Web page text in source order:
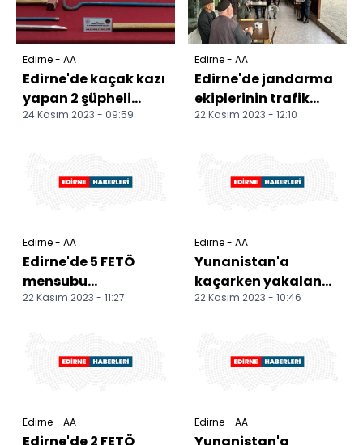
Edirne - AA
Edirne'de kaçak kazı
yapan 2 şüpheli
gözaltına alındı
24 Kasım 2023 - 09:59
Edirne - AA
Edirne'de jandarma
ekiplerinin trafik
eğitimleri sürüyor
22 Kasım 2023 - 12:10
Edirne - AA
Edirne'de 5 FETÖ
mensubu
Yunanistan'a
22 Kasım 2023 - 11:27
Edirne - AA
Yunanistan'a
kaçarken yakalanan
2 FETÖ şüphelisi
22 Kasım 2023 - 10:46
Edirne - AA Edirne - AA